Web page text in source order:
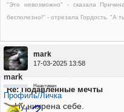
"Это невозможно" - сказала
бесполезно!" - отрезала Гордость. "А
mark
17-03-2025 13:58
mark
Неактивен
Профиль/Личка
Re: Подавленные мечты
Ну нихрена себе.